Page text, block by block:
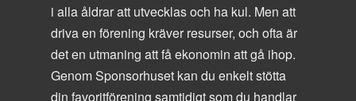
i alla åldrar att utvecklas och ha kul. Men att
driva en förening kräver resurser, och ofta är
det en utmaning att få ekonomin att gå ihop.
Genom Sponsorhuset kan du enkelt stötta
din favoritförening samtidigt som du handlar